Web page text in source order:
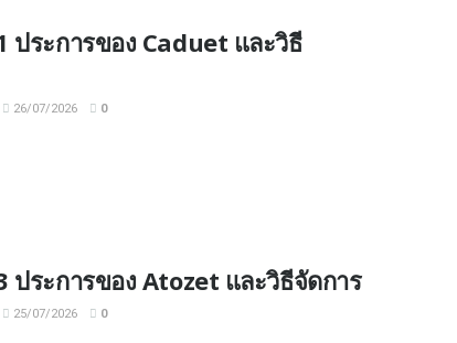
ประการของ Caduet และวิธี
26/07/2026 0
ประการของ Atozet และวิธีจัดการ
25/07/2026 0